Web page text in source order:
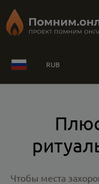
RUB
Чтобы места